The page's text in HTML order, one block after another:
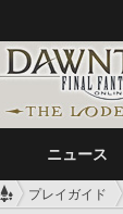
ニュース
プレイガイド